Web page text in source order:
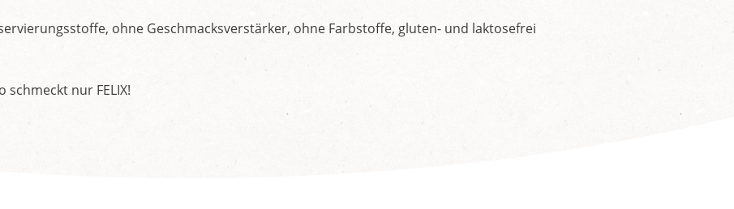
ohne Geschmacksverstärker, ohne Farbstoffe, gluten- und laktosefrei
schmeckt nur FELIX!